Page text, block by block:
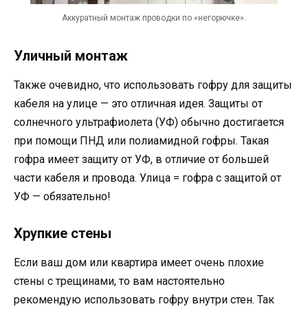
Аккуратный монтаж проводки по «негорючке».
Уличный монтаж
Также очевидно, что использовать гофру для защиты
кабеля на улице — это отличная идея. Защиты от
солнечного ультрафиолета (УФ) обычно достигается
при помощи ПНД или полиамидной гофры. Такая
гофра имеет защиту от УФ, в отличие от большей
части кабеля и провода. Улица = гофра с защитой от
УФ — обязательно!
Хрупкие стены
Если ваш дом или квартира имеет очень плохие
стены с трещинами, то вам настоятельно
рекомендую использовать гофру внутри стен. Так